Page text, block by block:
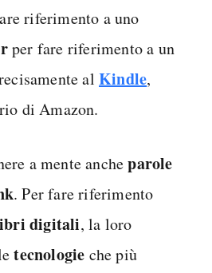
riferimento a uno
per fare riferimento a un
al Kindle,
di Amazon.
a mente ancheparole
. Per fare riferimento
digitali, la loro
tecnologie che più